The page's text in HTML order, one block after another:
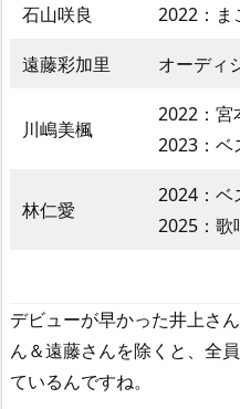
石山咲良 2022：ま
遠藤彩加里 オーディ
川嶋美楓
2022：宮
2023：ベ
林仁愛
2024：ベ
2025：歌
デビューが早かった井上さ
ん＆遠藤さんを除くと、全
ているんですね。